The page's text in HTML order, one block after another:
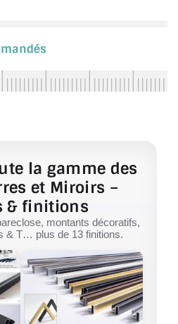
la gamme des
et Miroirs –
& finitions
montants décoratifs,
& T… plus de 13 finitions.